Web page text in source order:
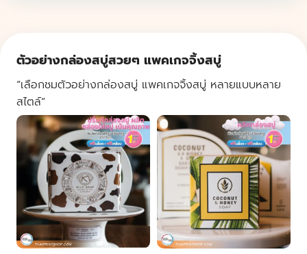
ตัวอย่างกล่องสบู่สวยๆ แพคเกจจิ้งสบู่
“เลือกชมตัวอย่างกล่องสบู่ แพคเกจจิ้งสบู่ หลายแบบหลาย
สไตล์”